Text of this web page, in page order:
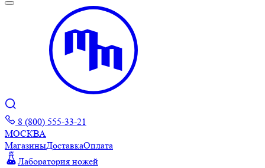
8 (800) 555-33-21
МОСКВА
МагазиныДоставкаОплата
Лаборатория ножей